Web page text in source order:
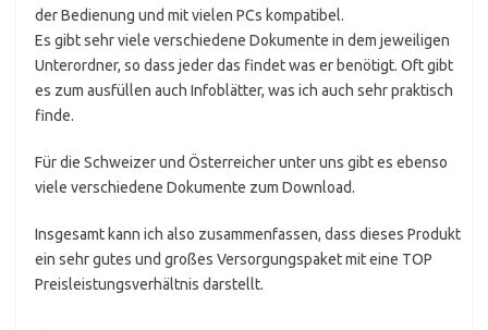
der Bedienung und mit vielen PCs kompatibel.
Es gibt sehr viele verschiedene Dokumente in dem jeweiligen
Unterordner, so dass jeder das findet was er benötigt. Oft gibt
es zum ausfüllen auch Infoblätter, was ich auch sehr praktisch
finde.
Für die Schweizer und Österreicher unter uns gibt es ebenso
viele verschiedene Dokumente zum Download.
Insgesamt kann ich also zusammenfassen, dass dieses Produkt
ein sehr gutes und großes Versorgungspaket mit eine TOP
Preisleistungsverhältnis darstellt.